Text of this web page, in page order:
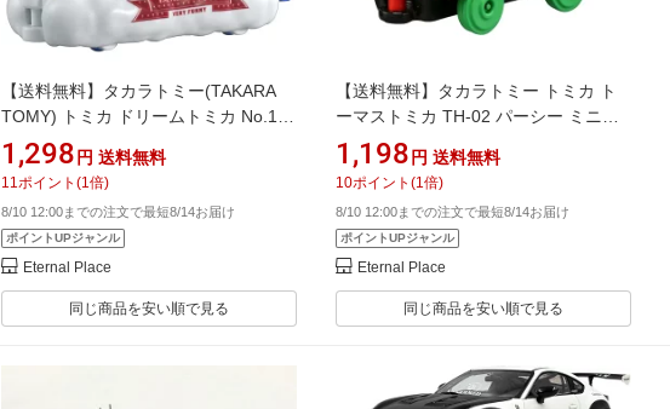
【送料無料】タカラトミー(TAKARA
TOMY) トミカ ドリームトミカ No.174
ディズニートミカパレード ドナルドダ
ック ミニカー おもちゃ 3歳以上
1,298 円 送料無料
11 ポイント (1 倍)
8/10 12:00までの注文で最短8/14お届け
ポイントUPジャンル
Eternal Place
同じ商品を安い順で見る
【送料無料】タカラトミー トミカ ト
ーマストミカ TH-02 パーシー ミニカ
ー おもちゃ 3歳以上
1,198 円 送料無料
10ポイント (1 倍)
8/10 12:00までの注文で最短8/14お届け
ポイントUPジャンル
Eternal Place
同じ商品を安い順で見る